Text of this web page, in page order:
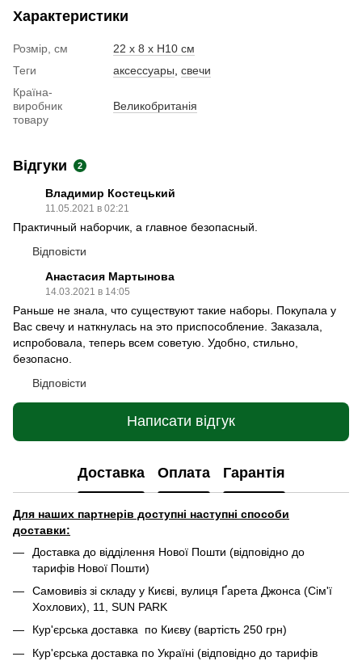
Характеристики
Розмір, см
22 х 8 х H10 см
Теги
аксессуары свечи
Країна-
виробник
товару
Великобританія
Відгуки 2
Владимир Костецький
11.05.2021 в 02:21
Практичный наборчик, а главное безопасный.
Відповісти
Анастасия Мартынова
14.03.2021 в 14:05
Раньше не знала, что существуют такие наборы. Покупала у
Вас свечу и наткнулась на это приспособление. Заказала,
испробовала, теперь всем советую. Удобно, стильно,
безопасно.
Відповісти
Написати відгук
Доставка Оплата Гарантія
Для наших партнерів доступні наступні способи
доставки:
Доставка до відділення Нової Пошти (відповідно до
тарифів Нової Пошти)
Самовивіз зі складу у Києві, вулиця Ґарета Джонса (Сім'ї
Хохлових), 11, SUN PARK
Кур'єрська доставка по Києву (вартість 250 грн)
Кур'єрська доставка по Україні (відповідно до тарифів